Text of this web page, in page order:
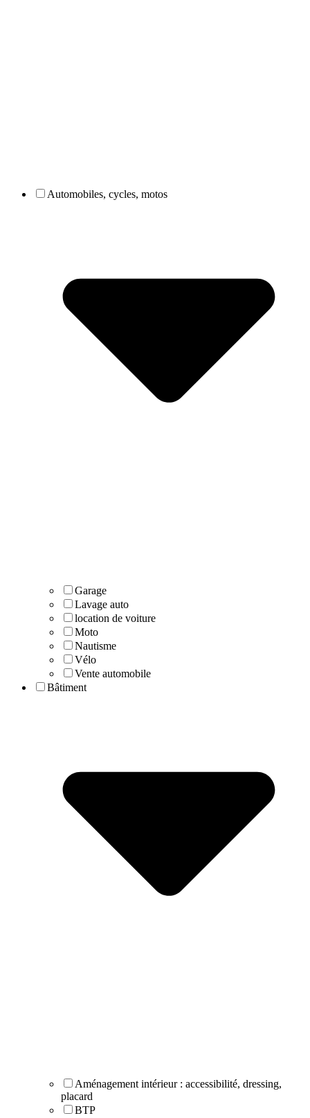
Automobiles, cycles, motos
Garage
Lavage auto
location de voiture
Moto
Nautisme
Vélo
Vente automobile
Bâtiment
Aménagement intérieur : accessibilité, dressing,
placard
BTP